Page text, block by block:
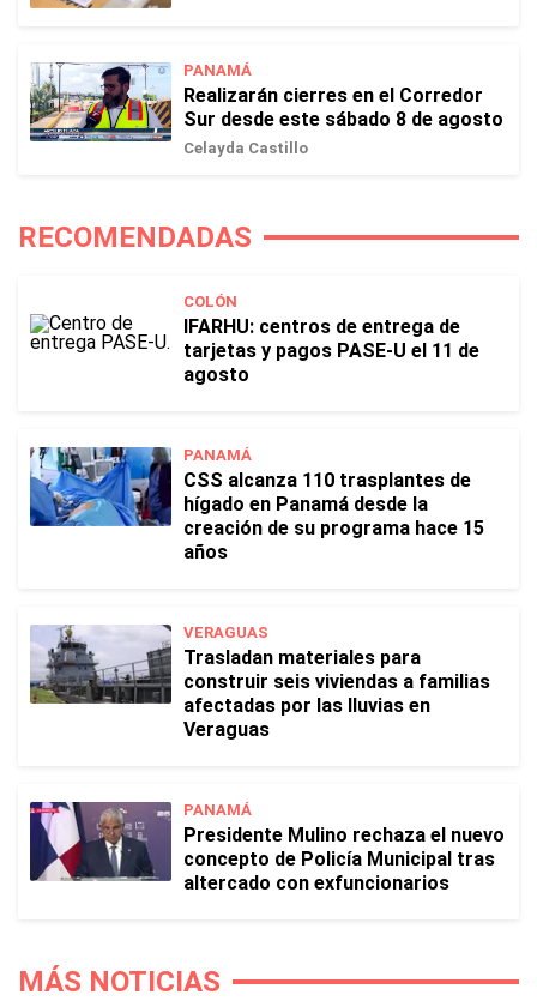
PANAMÁ
Realizarán cierres en el Corredor
Sur desde este sábado 8 de agosto
Celayda Castillo
RECOMENDADAS
COLÓN
IFARHU: centros de entrega de
tarjetas y pagos PASE-U el 11 de
agosto
PANAMÁ
CSS alcanza 110 trasplantes de
hígado en Panamá desde la
creación de su programa hace 15
años
VERAGUAS
Trasladan materiales para
construir seis viviendas a familias
afectadas por las lluvias en
Veraguas
PANAMÁ
Presidente Mulino rechaza el nuevo
concepto de Policía Municipal tras
altercado con exfuncionarios
MÁS NOTICIAS